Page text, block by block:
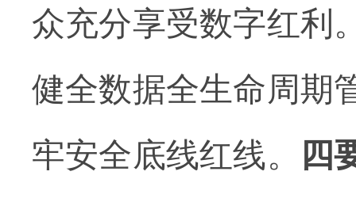
众充分享受数字红利
健全数据全生命周期
牢安全底线红线。
四